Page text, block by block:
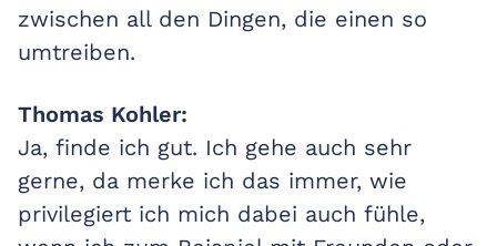
zwischen all den Dingen, die einen so
umtreiben.
Thomas Kohler:
Ja, finde ich gut. Ich gehe auch sehr
gerne, da merke ich das immer, wie
privilegiert ich mich dabei auch fühle,